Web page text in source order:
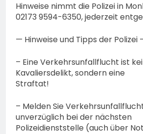
Hinweise nimmt die Polizei in
02173 9594-6350, jederzeit
— Hinweise und Tipps der Polizei
– Eine Verkehrsunfallflucht ist
Kavaliersdelikt, sondern eine
Straftat!
– Melden Sie
unverzüglich bei der nächsten
Polizeidienststelle (auch über